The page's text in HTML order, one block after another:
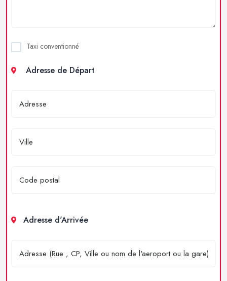
Taxi conventionné
Adresse de Départ
Adresse d'Arrivée